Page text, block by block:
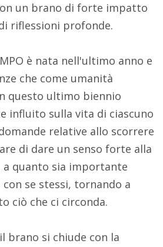
un brano di forte impatto
riflessioni profonde.
è nata nell'ultimo anno e
che come umanità
questo ultimo biennio
influito sulla vita di ciascuno
relative allo scorrere
di dare un senso forte alla
a quanto sia importante
se stessi, tornando a
ciò che ci circonda.
brano si chiude con la